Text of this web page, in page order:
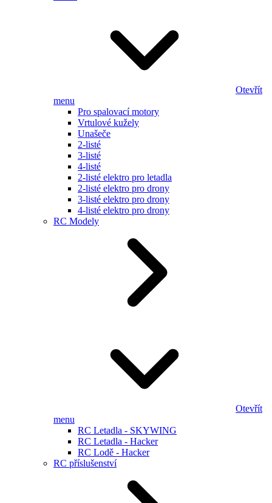
Otevřít
menu
Pro spalovací motory
Vrtulové kužely
Unašeče
2-listé
3-listé
4-listé
2-listé elektro pro letadla
2-listé elektro pro drony
3-listé elektro pro drony
4-listé elektro pro drony
RC Modely
Otevřít
menu
RC Letadla - SKYWING
RC Letadla - Hacker
RC Lodě - Hacker
RC příslušenství